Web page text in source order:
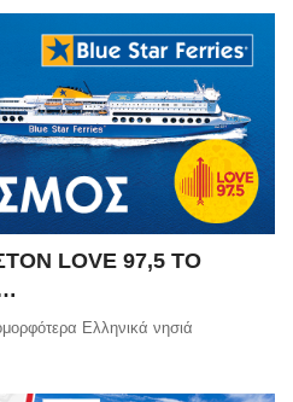
LOVE 97,5 ΤΟ
Ελληνικά νησιά